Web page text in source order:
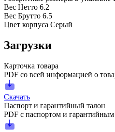
Вес Нетто 6.2
Вес Брутто 6.5
Цвет корпуса Серый
Загрузки
Карточка товара
PDF со всей информацией о
Скачать
Паспорт и гарантийный талон
PDF с паспортом и гарантийным